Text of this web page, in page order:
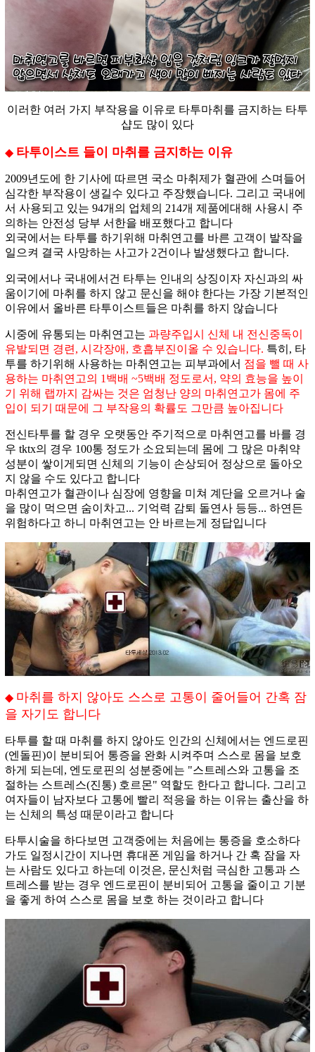
이러한 여러 가지 부작용을 이유로 타투마취를 금지하는 타투
샵도 많이 있다
◆ 타투이스트 들이 마취를 금지하는 이유
2009년도에 한 기사에 따르면 국소 마취 제가 혈관에 스며들어
심각한 부작용이 생길수 있다고 주장했습니다. 그리고 국내에
서 사용되고 있는 94개의 업체의 214개 제품에대해 사용시 주
의하는 안전성 당부 서한을 배포했다고 합니다
외국에서는 타투를 하기위해 마취연고를 바른 고객이 발작을
일으켜 결국 사망하는 사고가 2건이나 발생했다고 합니다.
외국에서나 국내에서건 타투는 인내의 상징이자 자신과의 싸
움이기에 마취를 하지 않고 문신을 해야 한다는 가장 기본적인
이유에서 올바른 타투이스트들은 마취를 하지 않습니다
시중에 유통되는 마취연고는 과량주입시 신체 내 전신중독이
유발되면 경련, 시각장애, 호흡부진이올 수 있습니다. 특히, 타
투를 하기위해 사용하는 마취연고는 피부과에서 점을 뺄 때 사
용하는 마취연고의 1백배 ~5백배 정도로서, 약의 효능을 높이
기 위해 랩까지 감싸는 것은 엄청난 양의 마취연고가 몸에 주
입이 되기 때문에 그 부작용의 확률도 그만큼 높아집니다
전신타투를 할 경우 오랫동안 주기적으로 마취연고를 바를 경
우 tktx의 경우 100통 정도가 소요되는데 몸에 그 많은 마취약
성분이 쌓이게되면 신체의 기능이 손상되어 정상으로 돌아오
지 않을 수도 있다고 합니다
마취연고가 혈관이나 심장에 영향을 미쳐 계단을 오르거나 술
을 많이 먹으면 숨이차고... 기억력 감퇴 돌연사 등등... 하연든
위험하다고 하니 마취연고는 안 바르는게 정답입니다
◆ 마취를 하지 않아도 스스로 고통이 줄어들어 간혹 잠
을 자기도 합니다
타투를 할 때 마취를 하지 않아도 인간의 신체에서는 엔드로핀
(엔돌핀)이 분비되어 통증을 완화 시켜주며 스스로 몸을 보호
하게 되는데, 엔도로핀의 성분중에는 "스트레스와 고통을 조
절하는 스트레스(진통) 호르몬" 역할도 한다고 합니다. 그리고
여자들이 남자보다 고통에 빨리 적응을 하는 이유는 출산을 하
는 신체의 특성 때문이라고 합니다
타투시술을 하다보면 고객중에는 처음에는 통증을 호소하다
가도 일정시간이 지나면 휴대폰 게임을 하거나 간 혹 잠을 자
는 사람도 있다고 하는데 이것은, 문신처럼 극심한 고통과 스
트레스를 받는 경우 엔드로핀이 분비되어 고통을 줄이고 기분
을 좋게 하여 스스로 몸을 보호 하는 것이라고 합니다